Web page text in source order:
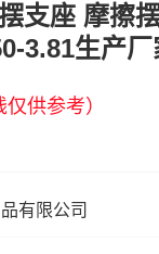
支座 摩擦
3.81生产厂
供参考）
有限公司